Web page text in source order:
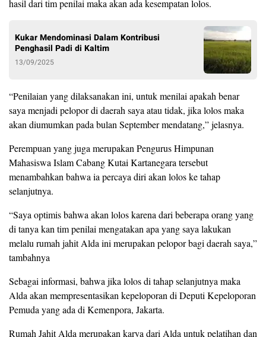
hasil dari tim penilai maka akan ada kesempatan lolos.
Kukar Mendominasi Dalam Kontribusi
Penghasil Padi di Kaltim
13/09/2025
“Penilaian yang dilaksanakan ini, untuk menilai apakah benar
saya menjadi pelopor di daerah saya atau tidak, jika lolos maka
akan diumumkan pada bulan September mendatang,” jelasnya.
Perempuan yang juga merupakan Pengurus Himpunan
Mahasiswa Islam Cabang Kutai Kartanegara tersebut
menambahkan bahwa ia percaya diri akan lolos ke tahap
selanjutnya.
“Saya optimis bahwa akan lolos karena dari beberapa orang yang
di tanya kan tim penilai mengatakan apa yang saya lakukan
melalu rumah jahit Alda ini merupakan pelopor bagi daerah saya,”
tambahnya
Sebagai informasi, bahwa jika lolos di tahap selanjutnya maka
Alda akan mempresentasikan kepeloporan di Deputi Kepeloporan
Pemuda yang ada di Kemenpora, Jakarta.
Rumah Jahit Alda merupakan karya dari Alda untuk pelatihan dan